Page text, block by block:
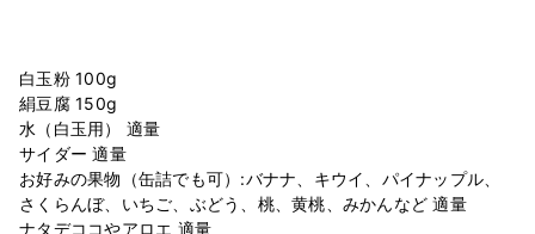
白玉粉 100g
絹豆腐 150g
水（白玉用） 適量
サイダー 適量
お好みの果物（缶詰でも可）:バナナ、キウイ、パイナップル、
さくらんぼ、いちご、ぶどう、桃、黄桃、みかんなど 適量
ナタデココやアロエ 適量